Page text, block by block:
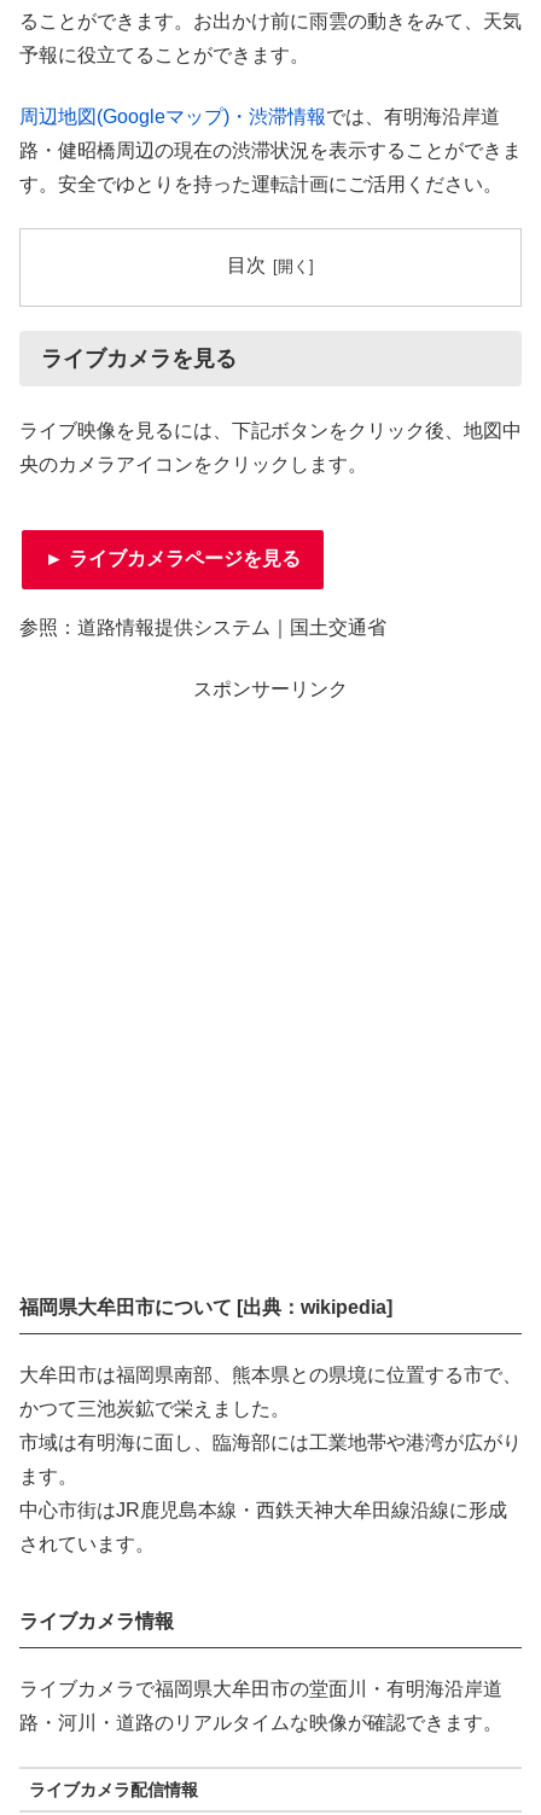
ることができます。お出かけ前に雨雲の動きをみて、天気
予報に役立てることができます。
周辺地図(Googleマップ)・渋滞情報では、有明海沿岸道
路・健昭橋周辺の現在の渋滞状況を表示することができま
す。安全でゆとりを持った運転計画にご活用ください。
目次
ライブカメラを見る
ライブ映像を見るには、下記ボタンをクリック後、地図中
央のカメラアイコンをクリックします。
► ライブカメラページを見る
参照：道路情報提供システム｜国土交通省
スポンサーリンク
福岡県大牟田市について [出典：wikipedia]
大牟田市は福岡県南部、熊本県との県境に位置する市で、
かつて三池炭鉱で栄えました。
市域は有明海に面し、臨海部には工業地帯や港湾が広がり
ます。
中心市街はJR鹿児島本線・西鉄天神大牟田線沿線に形成
されています。
ライブカメラ情報
ライブカメラで福岡県大牟田市の堂面川・有明海沿岸道
路・河川・道路のリアルタイムな映像が確認できます。
ライブカメラ配信情報